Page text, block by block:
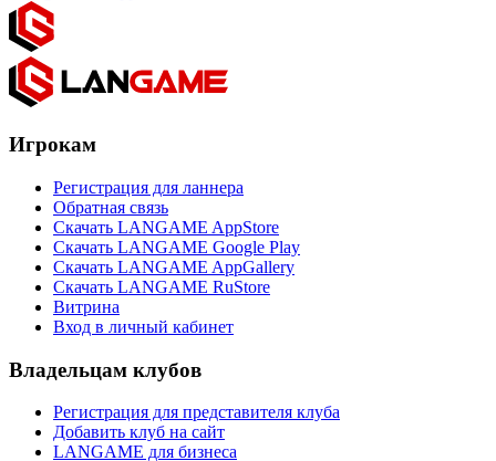
Игрокам
Регистрация для ланнера
Обратная связь
Скачать LANGAME AppStore
Скачать LANGAME Google Play
Скачать LANGAME AppGallery
Скачать LANGAME RuStore
Витрина
Вход в личный кабинет
Владельцам клубов
Регистрация для представителя клуба
Добавить клуб на сайт
LANGAME для бизнеса